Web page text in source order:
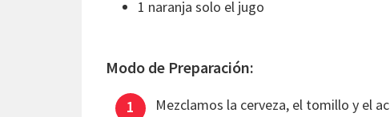
1 naranja solo el jugo
Modo de Preparación:
Mezclamos la cerveza, el tomillo y el